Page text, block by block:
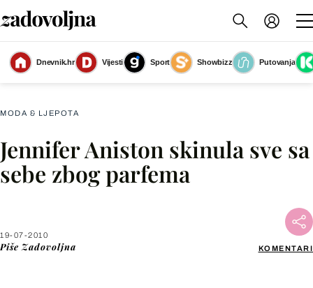
Dnevnik.hr Vijesti Sport Showbizz
Putovanja
Slika nije dostupna
MODA & LJEPOTA
Jennifer Aniston skinula sve sa
sebe zbog parfema
19-07-2010
Piše Zadovoljna KOMENTARI
Facebook